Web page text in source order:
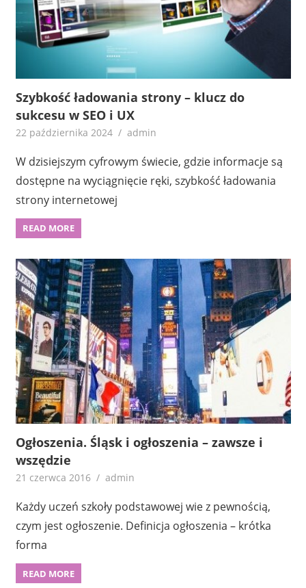
Szybkość ładowania strony – klucz do
sukcesu w SEO i UX
22 października 2024 admin
W dzisiejszym cyfrowym świecie, gdzie informacje są
dostępne na wyciągnięcie ręki, szybkość ładowania
strony internetowej
READ MORE
Ogłoszenia. Śląsk i ogłoszenia – zawsze i
wszędzie
21 czerwca 2016 admin
Każdy uczeń szkoły podstawowej wie z pewnością,
czym jest ogłoszenie. Definicja ogłoszenia – krótka
forma
READ MORE